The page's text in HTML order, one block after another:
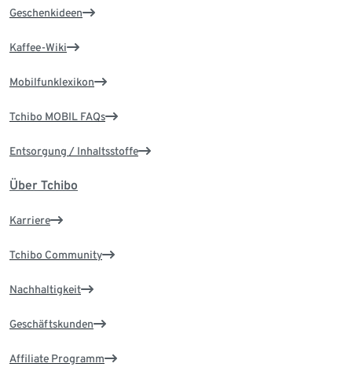
Geschenkideen
Kaffee-Wiki
Mobilfunklexikon
Tchibo MOBIL FAQs
Entsorgung / Inhaltsstoffe
Über Tchibo
Karriere
Tchibo Community
Nachhaltigkeit
Geschäftskunden
Affiliate Programm